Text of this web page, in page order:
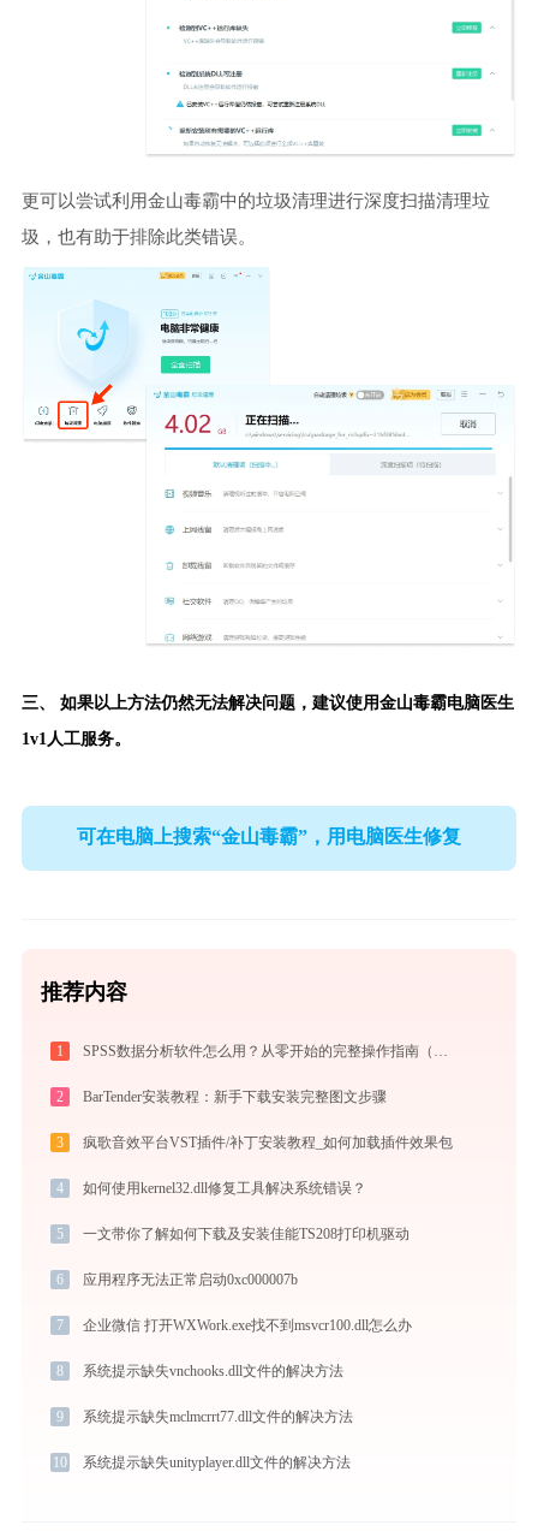
更可以尝试利用金山毒霸中的垃圾清理进行深度扫描清理垃
圾，也有助于排除此类错误。
三、 如果以上方法仍然无法解决问题，建议使用金山毒霸电脑医生
1v1人工服务。
可在电脑上搜索“金山毒霸”，用电脑医生修复
推荐内容
1
2 BarTender安装教程：新手下载安装完整图文步骤
3 疯歌音效平台VST插件/补丁安装教程_如何加载插件效果包
4 如何使用kernel32.dll修复工具解决系统错误？
5 一文带你了解如何下载及安装佳能TS208打印机驱动
6 应用程序无法正常启动0xc000007b
7 企业微信 打开WXWork.exe找不到msvcr100.dll怎么办
8 系统提示缺失vnchooks.dll文件的解决方法
9 系统提示缺失mclmcrrt77.dll文件的解决方法
10 系统提示缺失unityplayer.dll文件的解决方法